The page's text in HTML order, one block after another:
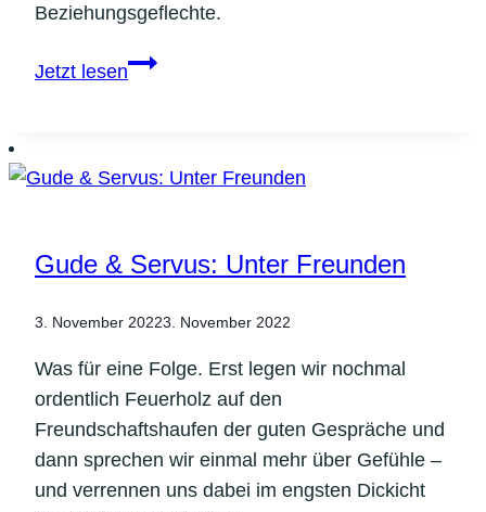
Beziehungsgeflechte.
Jetzt lesenGude
Ade!
Gude & Servus: Unter Freunden
3. November 20223. November 2022
Was für eine Folge. Erst legen wir nochmal
ordentlich Feuerholz auf den
Freundschaftshaufen der guten Gespräche und
dann sprechen wir einmal mehr über Gefühle –
und verrennen uns dabei im engsten Dickicht